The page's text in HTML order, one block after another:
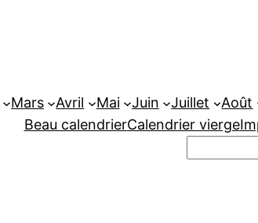
Mars Avril Mai Juin Juillet Août
Beau calendrierCalendrier vierge